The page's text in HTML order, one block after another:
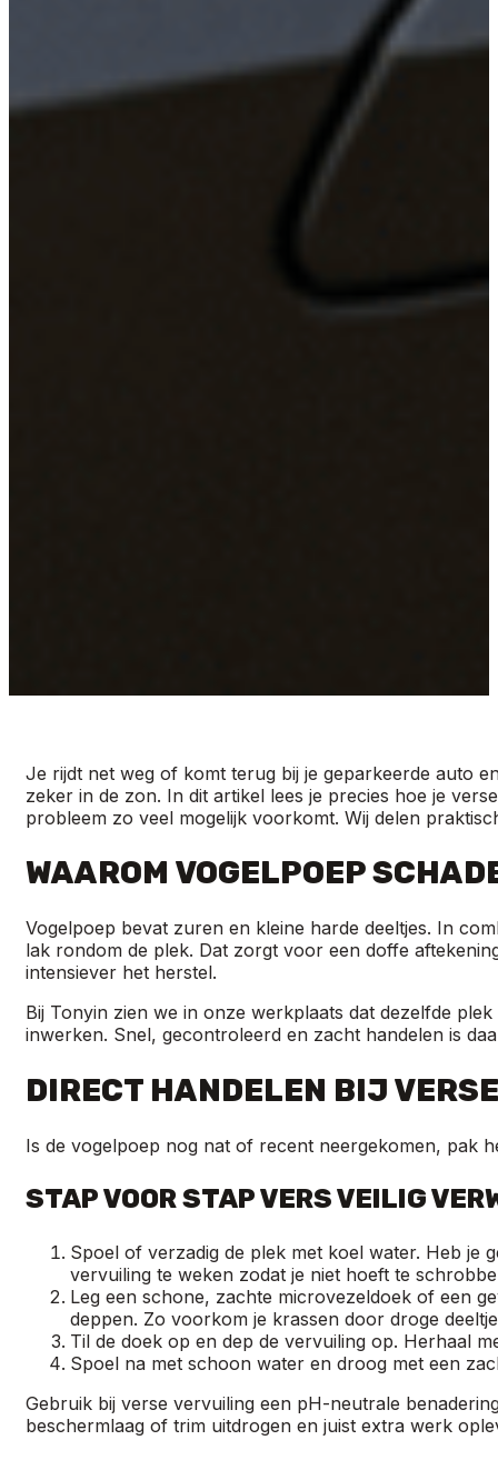
Je rijdt net weg of komt terug bij je geparkeerde auto
zeker in de zon. In dit artikel lees je precies hoe je
probleem zo veel mogelijk voorkomt. Wij delen
WAAROM VOGELPOEP
Vogelpoep bevat zuren en kleine harde deeltjes. In
lak rondom de plek. Dat zorgt voor een doffe
intensiever het herstel.
Bij Tonyin zien we in onze werkplaats dat dezelfde
inwerken. Snel, gecontroleerd en zacht handelen is
DIRECT HANDELEN BIJ
Is de vogelpoep nog nat of recent neergekomen, pak
STAP VOOR STAP VERS VEILIG
Spoel of verzadig de plek met koel water. Heb je
vervuiling te weken zodat je niet hoeft te
Leg een schone, zachte microvezeldoek of een
deppen. Zo voorkom je krassen door droge
Til de doek op en dep de vervuiling op. Herhaal
Spoel na met schoon water en droog met een
Gebruik bij verse vervuiling een pH-neutrale
beschermlaag of trim uitdrogen en juist extra werk